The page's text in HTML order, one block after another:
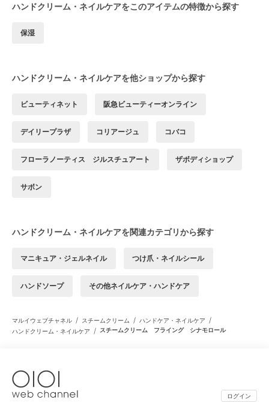
ハンドクリーム・ネイルケアをこのアイテムの特徴から探す
保湿
ハンドクリーム・ネイルケアを他ショップから探す
ビューティネット 阪急ビューティーオンライン
デイリープラザ コリアージュ コバコ
フローラノーティス ジルスチュアート ザボディショップ
サボン
ハンドクリーム・ネイルケアを関連カテゴリから探す
マニキュア・ジェルネイル つけ爪・ネイルシール
ハンドソープ その他ネイルケア・ハンドケア
マルイウェブチャネル / スチームクリーム / ハンドケア・ネイルケア /
ハンドクリーム・ネイルケア / スチームクリーム フライング シナモロール
ログイン